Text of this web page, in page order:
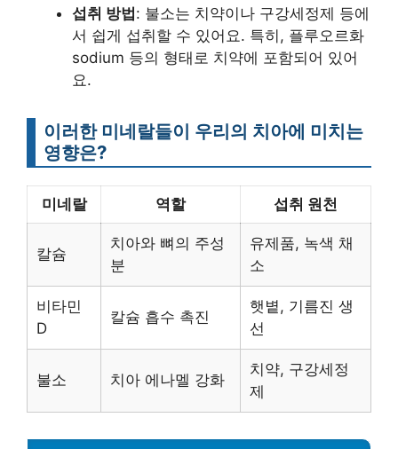
섭취 방법 : 불소는 치약이나 구강세정제 등에
서 쉽게 섭취할 수 있어요. 특히, 플루오르화
sodium 등의 형태로 치약에 포함되어 있어
요.
이러한 미네랄들이 우리의 치아에 미치는
영향은?
미네랄 역할 섭취 원천
칼슘
치아와 뼈의 주성
분
유제품, 녹색 채
소
비타민
D
칼슘 흡수 촉진
햇볕, 기름진 생
선
불소 치아 에나멜 강화
치약, 구강세정
제